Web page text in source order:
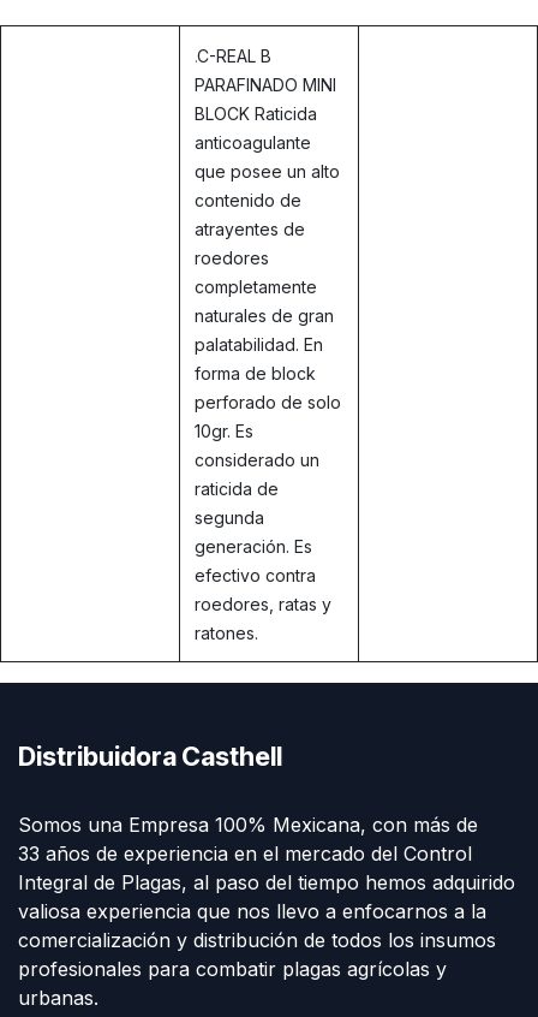
.C-REAL B
PARAFINADO MINI
BLOCK Raticida
anticoagulante
que posee un alto
contenido de
atrayentes de
roedores
completamente
naturales de gran
palatabilidad. En
forma de block
perforado de solo
10gr. Es
considerado un
raticida de
segunda
generación. Es
efectivo contra
roedores, ratas y
ratones.
Distribuidora Casthell
Somos una Empresa 100% Mexicana, con más de
33 años de experiencia en el mercado del Control
Integral de Plagas, al paso del tiempo hemos adquirido
valiosa experiencia que nos llevo a enfocarnos a la
comercialización y distribución de todos los insumos
profesionales para combatir plagas agrícolas y
urbanas.